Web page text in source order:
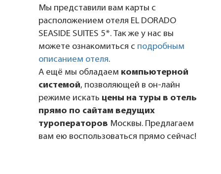
Мы представили вам карты с
расположением отеля EL DORADO
SEASIDE SUITES 5*. Так же у нас вы
можете ознакомиться с подробным
описанием отеля.
А ещё мы обладаем компьютерной
системой, позволяющей в он-лайн
режиме искать цены на туры в отель
прямо по сайтам ведущих
туроператоров Москвы. Предлагаем
вам ею воспользоваться прямо сейчас!